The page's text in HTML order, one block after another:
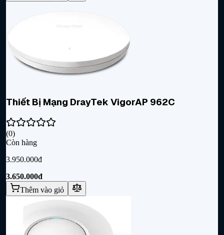
Thiết Bị Mạng DrayTek VigorAP 962C
(0)
Còn hàng
3.950.000đ
3.650.000đ
Thêm vào giỏ